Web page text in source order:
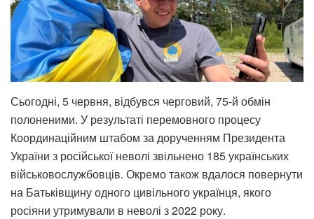
Сьогодні, 5 червня, відбувся черговий, 75-й обмін
полоненими. У результаті перемовного процесу
Координаційним штабом за дорученням Президента
України з російської неволі звільнено 185 українських
військовослужбовців. Окремо також вдалося повернути
на Батьківщину одного цивільного українця, якого
росіяни утримували в неволі з 2022 року.